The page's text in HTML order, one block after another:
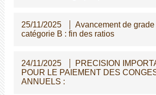
25/11/2025
Avancement de grade
catégorie B : fin des ratios
24/11/2025
PRECISION
POUR LE PAIEMENT DES
ANNUELS :